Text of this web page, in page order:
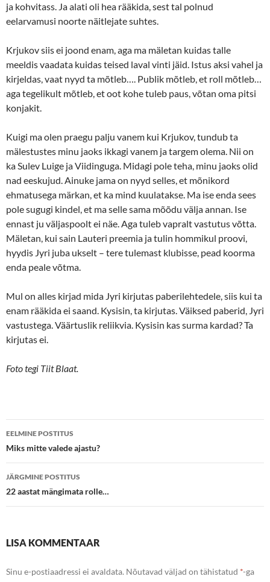
ja kohvitass. Ja alati oli hea rääkida, sest tal polnud
eelarvamusi noorte näitlejate suhtes.
Krjukov siis ei joond enam, aga ma mäletan kuidas talle
meeldis vaadata kuidas teised laval vinti jäid. Istus aksi vahel ja
kirjeldas, vaat nyyd ta mõtleb…. Publik mõtleb, et roll mõtleb…
aga tegelikult mõtleb, et oot kohe tuleb paus, võtan oma pitsi
konjakit.
Kuigi ma olen praegu palju vanem kui Krjukov, tundub ta
mälestustes minu jaoks ikkagi vanem ja targem olema. Nii on
ka Sulev Luige ja Viidinguga. Midagi pole teha, minu jaoks olid
nad eeskujud. Ainuke jama on nyyd selles, et mõnikord
ehmatusega märkan, et ka mind kuulatakse. Ma ise enda sees
pole sugugi kindel, et ma selle sama mõõdu välja annan. Ise
ennast ju väljaspoolt ei näe. Aga tuleb vapralt vastutus võtta.
Mäletan, kui sain Lauteri preemia ja tulin hommikul proovi,
hyydis Jyri juba ukselt – tere tulemast klubisse, pead koorma
enda peale võtma.
Mul on alles kirjad mida Jyri kirjutas paberilehtedele, siis kui ta
enam rääkida ei saand. Kysisin, ta kirjutas. Väiksed paberid, Jyri
vastustega. Väärtuslik reliikvia. Kysisin kas surma kardad? Ta
kirjutas ei.
Foto tegi Tiit Blaat.
Postituste
töölaud
EELMINE POSTITUS
Miks mitte valede ajastu?
JÄRGMINE POSTITUS
22 aastat mängimata rolle…
LISA KOMMENTAAR
Sinu e-postiaadressi ei avaldata. Nõutavad väljad on tähistatud *-ga